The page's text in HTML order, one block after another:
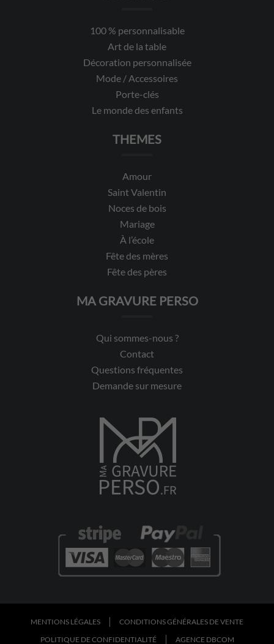
100 % personnalisable
Art de la table
Décoration personnalisée
Mode / Accessoires
Porte-clés
Le monde des enfants
THEMES
Amour
Saint Valentin
Noces de bois
Mariage
À l’école
Fête des mères
Fête des pères
MA GRAVURE PERSO
Qui sommes-nous ?
Contact
Questions fréquentes
Demande sur mesure
MENTIONS LÉGALES
CONDITIONS GÉNÉRALES DE VENTE
POLITIQUE DE CONFIDENTIALITÉ
AGENCE DBCOM